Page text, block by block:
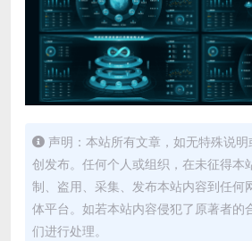
声明：本站所有文章，如无特殊说
创发布。任何个人或组织，在未征得本
制、盗用、采集、发布本站内容到任何
体平台。如若本站内容侵犯了原著者的
们进行处理。